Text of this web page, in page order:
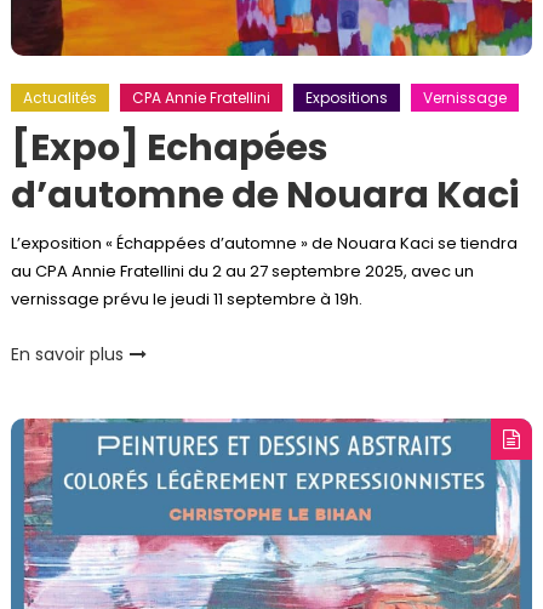
Actualités CPA Annie Fratellini Expositions Vernissage
[Expo] Echapées
d’automne de Nouara Kaci
L’exposition « Échappées d’automne » de Nouara Kaci se tiendra
au CPA Annie Fratellini du 2 au 27 septembre 2025, avec un
vernissage prévu le jeudi 11 septembre à 19h.
En savoir plus